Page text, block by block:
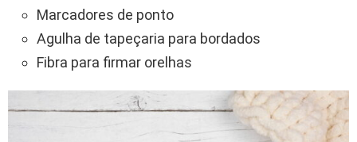
Marcadores de ponto
Agulha de tapeçaria para bordados
Fibra para firmar orelhas